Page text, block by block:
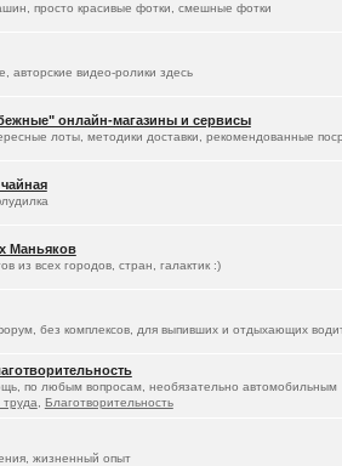
просто красивые фотки, смешные фотки
авторские видео-ролики здесь
онлайн-магазины и сервисы
лоты, методики доставки, рекомендованные
Маньяков
из всех городов, стран, галактик :)
без комплексов, для выпивших и отдыхающих
по любым вопросам, необязательно автомобильным
Благотворительность
жизненный опыт